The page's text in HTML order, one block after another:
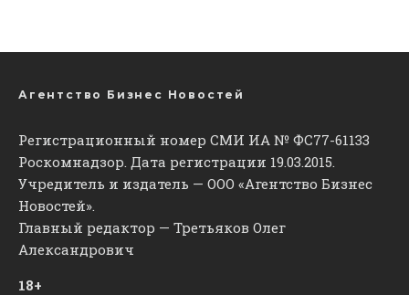
Агентство Бизнес Новостей
Регистрационный номер СМИ ИА № ФС77-61133
Роскомнадзор. Дата регистрации 19.03.2015.
Учредитель и издатель — ООО «Агентство Бизнес
Новостей».
Главный редактор — Третьяков Олег
Александрович
18+